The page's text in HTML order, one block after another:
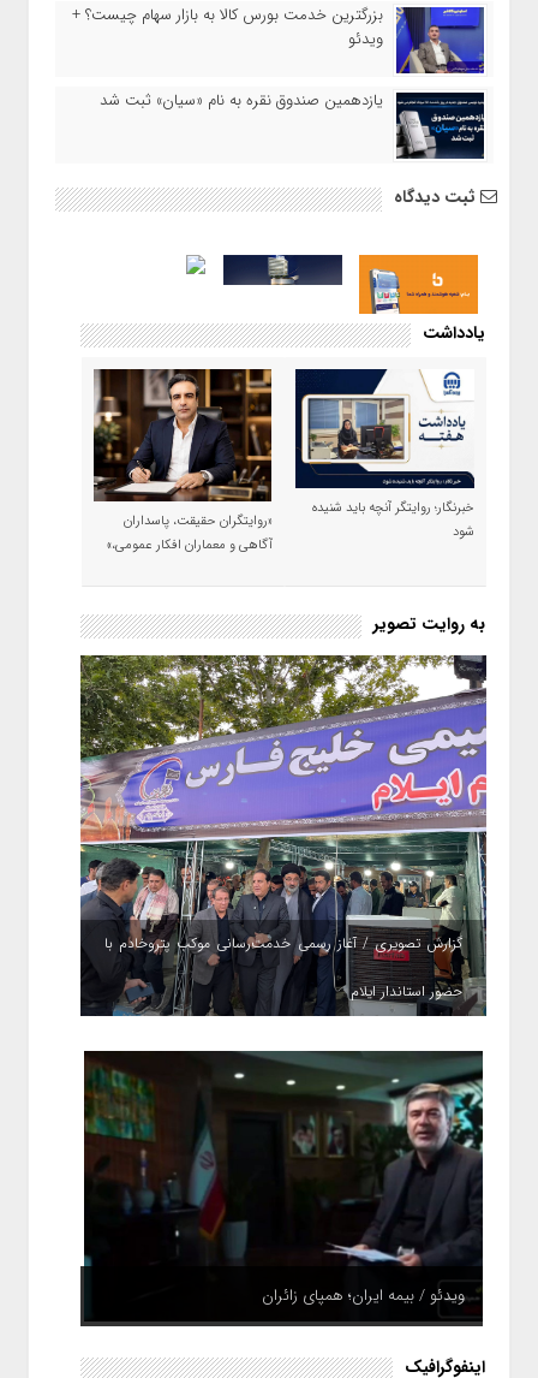
بزرگترین خدمت بورس کالا به بازار سهام چیست؟ +
ویدئو
یازدهمین صندوق نقره به نام «سیان» ثبت شد
ثبت دیدگاه
یادداشت
خبرنگار؛ روایتگر آنچه باید شنیده
شود
«روایتگران حقیقت، پاسداران
آگاهی و معماران افکار عمومی،»
به روایت تصویر
گزارش تصویری / آغاز رسمی خدمت‌رسانی موکب پتروخادم با
حضور استاندار ایلام
ویدئو / بیمه ایران؛ همپای زائران
اینفوگرافیک